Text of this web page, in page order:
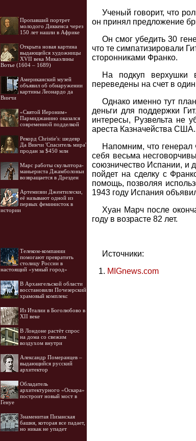
Пропавший портрет
молодого Диккенса через
150 лет нашли в Африке
Открыта новая картина
выдающейся художницы
XVII века Микаэлины
Вотье (1604 – 1689)
Американский музей
объявил об обнаружении
картины Леонардо да
Винчи
«Святой Иероним»
Пармиджанино оказался
современной подделкой
Рекорд Christie's: шедевр
Да Винчи 'Спаситель мира'
продан за $450 млн
Марс работы скульптора-
маньериста Джамболоньи
возвращается в Дрезден
Артемизии Джентилески,
её называют одной из
первых феминисток в
истории
Телеком-компании
помогают превратить
столицу России в
настоящий «умный город»
В Архангельской области
восстановили Почезерский
храмовый комплекс
Из Италии в Боголюбово в
XII веке
В Лондоне растёт спрос
на дома со свежим
воздухом внутри
Александр Померанцев –
выдающийся русский
архитектор
Обладатель
архитектурного «Оскара»
построит новый мост в
Генуе
Знаменитая Пизанская
башня, которая все падает,
но никак не упадет
Ученый говорит, что
он принял предложение
Он смог убедить 30
что те симпатизировали
сторонниками Франко.
На подкуп верхушки
переведены на счет в
Однако именно тут
деньги для поддержки
интересы, Рузвельта не
ареста Казначейства США.
Напомним, что генерал
себя весьма
союзничество Испании, и
пойдет на сделку с
помощь, позволяя
1943 году Испания
Хуан Марч после
году в возрасте 82 лет.
Источники:
MIGnews.com